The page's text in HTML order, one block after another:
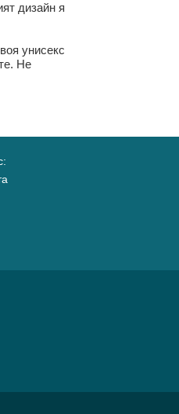
дизайн я
унисекс
Не